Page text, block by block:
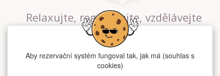
Relaxujte, regenerujte, vzdělávejte
se v největším jógovém studiu v
Praze
Aby rezervační systém fungoval tak, jak má (souhlas s
cookies)